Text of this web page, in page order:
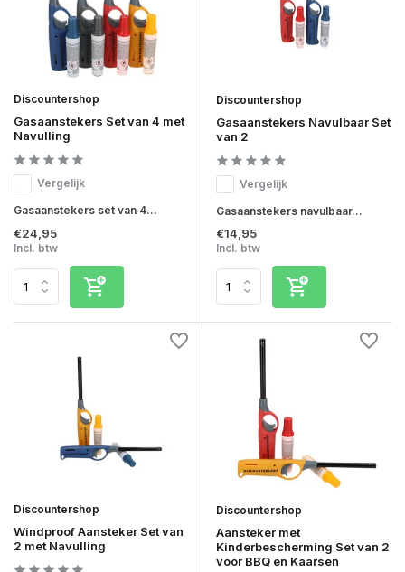
Discountershop
Gasaanstekers Set van 4 met
Navulling
Vergelijk
Gasaanstekers set van 4...
€24,95
Incl. btw
Discountershop
Gasaanstekers Navulbaar Set
van 2
Vergelijk
Gasaanstekers navulbaar...
€14,95
Incl. btw
Discountershop
Windproof Aansteker Set van
2 met Navulling
Discountershop
Aansteker met
Kinderbescherming Set van 2
voor BBQ en Kaarsen